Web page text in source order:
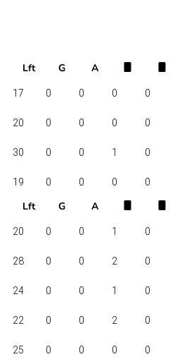
Lft G A
17 0 0 0 0
20 0 0 0 0
30 0 0 1 0
19 0 0 0 0
Lft G A
20 0 0 1 0
28 0 0 2 0
24 0 0 1 0
22 0 0 2 0
25 0 0 0 0